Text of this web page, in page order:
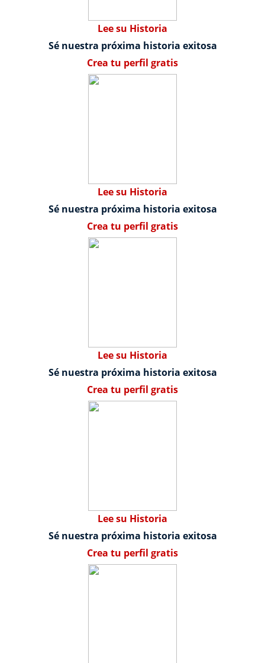
Lee su Historia
Sé nuestra próxima historia exitosa
Crea tu perfil gratis
Lee su Historia
Sé nuestra próxima historia exitosa
Crea tu perfil gratis
Lee su Historia
Sé nuestra próxima historia exitosa
Crea tu perfil gratis
Lee su Historia
Sé nuestra próxima historia exitosa
Crea tu perfil gratis